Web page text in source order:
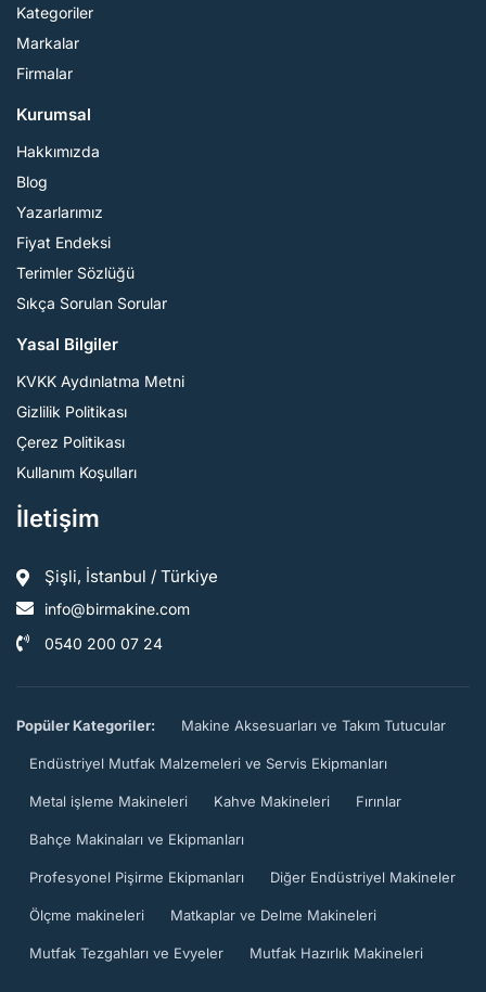
Kategoriler
Markalar
Firmalar
Kurumsal
Hakkımızda
Blog
Yazarlarımız
Fiyat Endeksi
Terimler Sözlüğü
Sıkça Sorulan Sorular
Yasal Bilgiler
KVKK Aydınlatma Metni
Gizlilik Politikası
Çerez Politikası
Kullanım Koşulları
İletişim
Şişli, İstanbul / Türkiye
info@birmakine.com
0540 200 07 24
Popüler Kategoriler: Makine Aksesuarları ve Takım Tutucular
Endüstriyel Mutfak Malzemeleri ve Servis Ekipmanları
Metal işleme Makineleri Kahve Makineleri Fırınlar
Bahçe Makinaları ve Ekipmanları
Profesyonel Pişirme Ekipmanları Diğer Endüstriyel Makineler
Ölçme makineleri Matkaplar ve Delme Makineleri
Mutfak Tezgahları ve Evyeler Mutfak Hazırlık Makineleri